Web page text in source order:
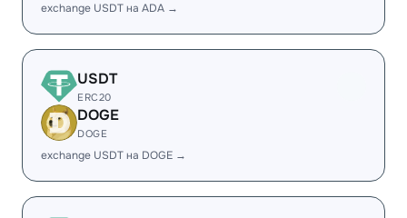
exchange USDT на ADA →
USDT
ERC20
DOGE
DOGE
exchange USDT на DOGE →